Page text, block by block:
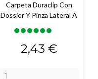
Carpeta Duraclip Con
Dossier Y Pinza Lateral A
Precio
2,43 €